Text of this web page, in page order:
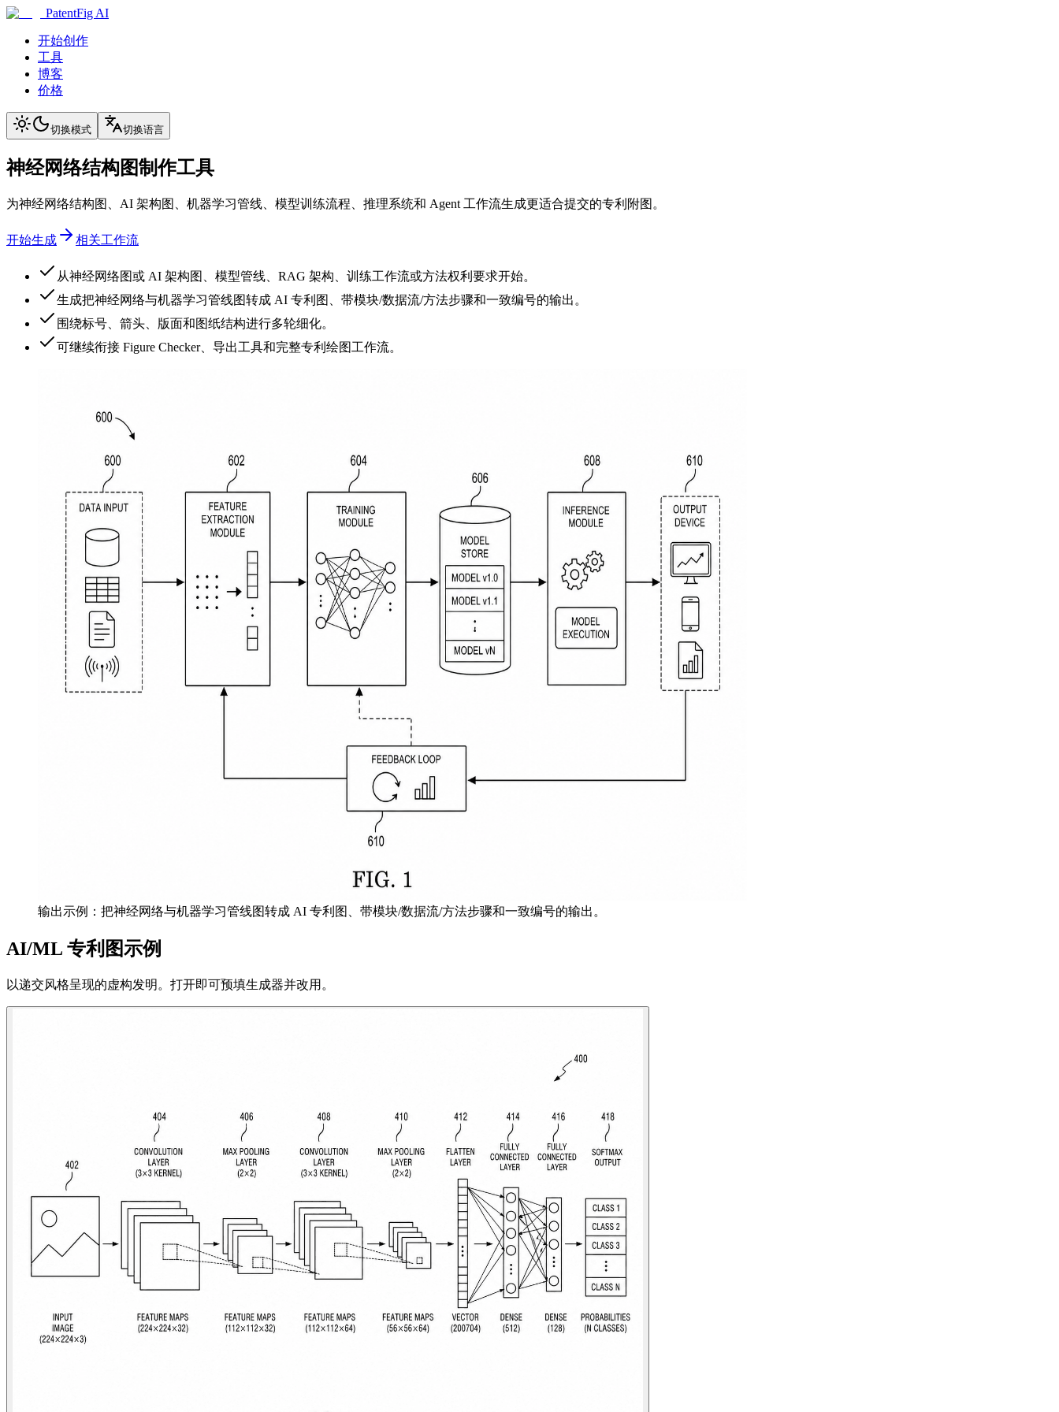
PatentFig AI
开始创作
工具
博客
价格
切换模式 切换语言
神经网络结构图制作工具
为神经网络结构图、AI 架构图、机器学习管线、模型训练流程、推理系统和 Agent 工作流生成更适合提交的专利附图。
开始生成 相关工作流
从神经网络图或 AI 架构图、模型管线、RAG 架构、训练工作流或方法权利要求开始。
生成把神经网络与机器学习管线图转成 AI 专利图、带模块/数据流/方法步骤和一致编号的输出。
围绕标号、箭头、版面和图纸结构进行多轮细化。
可继续衔接 Figure Checker、导出工具和完整专利绘图工作流。
输出示例：把神经网络与机器学习管线图转成 AI 专利图、带模块/数据流/方法步骤和一致编号的输出。
AI/ML 专利图示例
以递交风格呈现的虚构发明。打开即可预填生成器并改用。